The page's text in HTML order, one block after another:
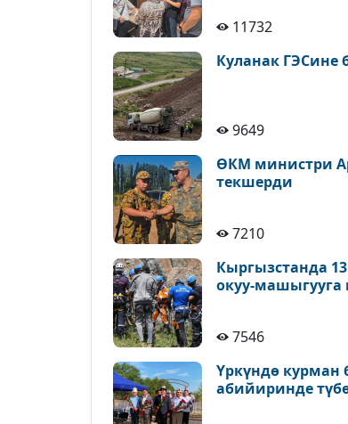
11732
Куланак ГЭСине
9649
ӨКМ министри
текшерди
7210
Кыргызстанда
окуу-
7546
Үркүндө курман
абийиринде